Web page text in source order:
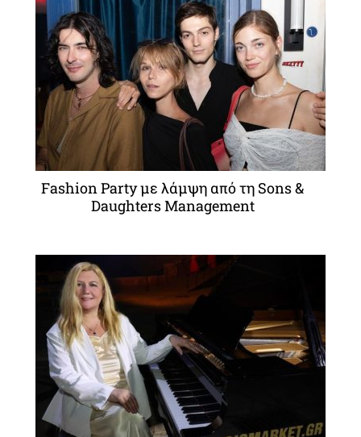
Fashion Party με λάμψη από τη Sons &
Daughters Management